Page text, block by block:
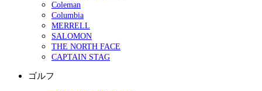
Coleman
Columbia
MERRELL
SALOMON
THE NORTH FACE
CAPTAIN STAG
ゴルフ